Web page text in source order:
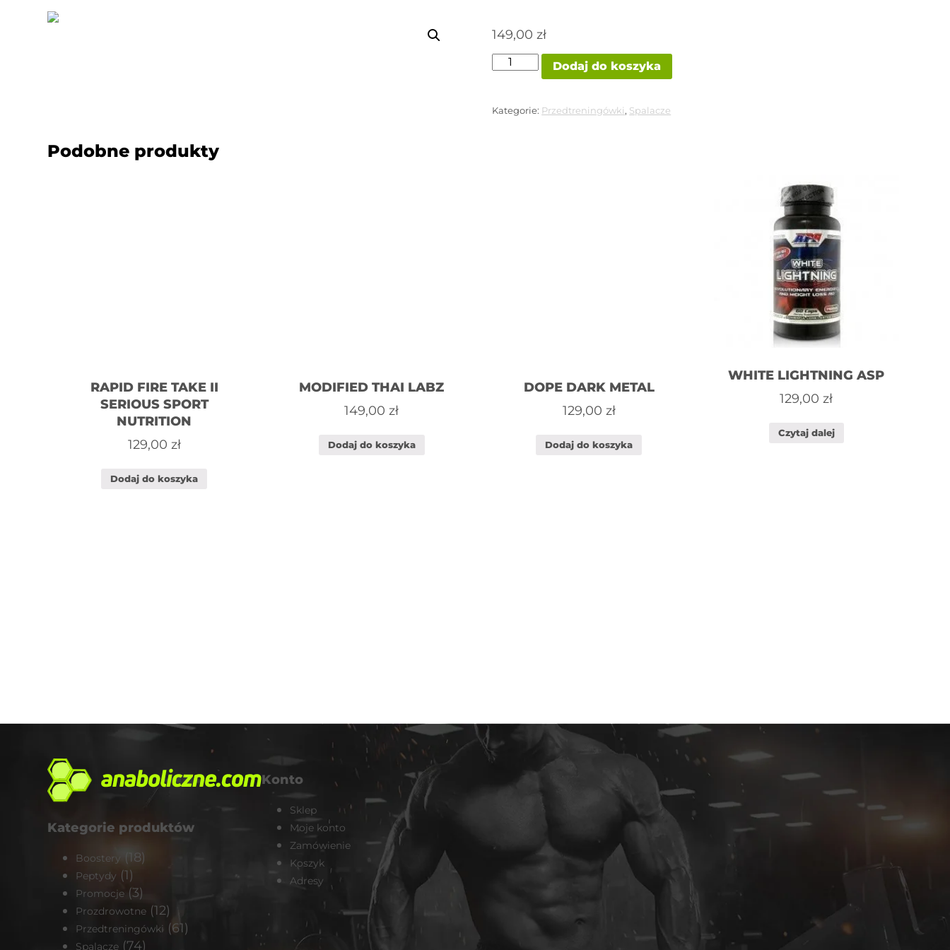
149,00zł
ilość
STRAIN
Dodaj do koszyka
Kategorie: Przedtreningówki, Spalacze
Podobne produkty
RAPID FIRE TAKE II
SERIOUS SPORT
NUTRITION
129,00 zł
Dodaj do koszyka
MODIFIED THAI LABZ
149,00zł
Dodaj do koszyka
DOPE DARK METAL
129,00 zł
Dodaj do koszyka
WHITE LIGHTNING ASP
129,00zł
Czytaj dalej
Kategorie produktów
Boostery (18)
Peptydy (1)
Promocje (3)
Prozdrowotne (12)
Przedtreningówki (61)
Spalacze (74)
Konto
Sklep
Moje konto
Zamówienie
Koszyk
Adresy